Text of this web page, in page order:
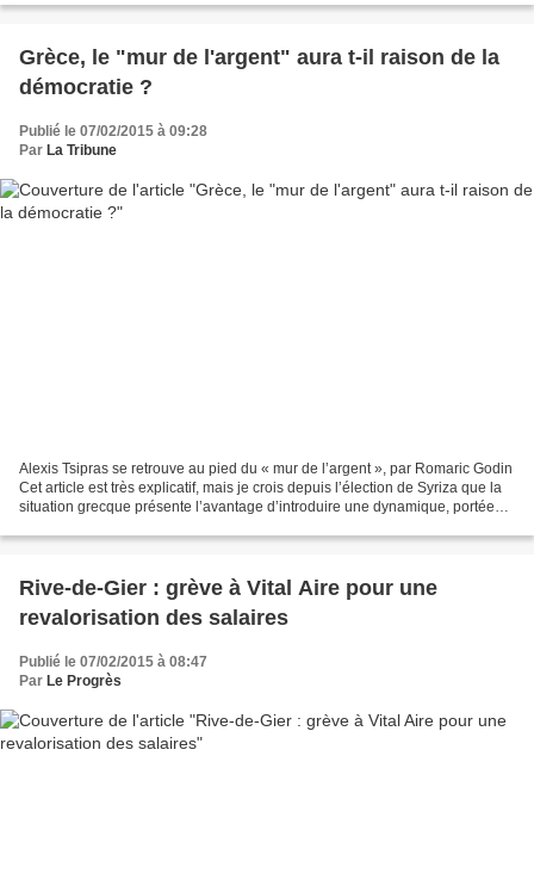
Grèce, le "mur de l'argent" aura t-il raison de la
démocratie ?
Publié le 07/02/2015 à 09:28
Par La Tribune
Alexis Tsipras se retrouve au pied du « mur de l’argent », par Romaric Godin
Cet article est très explicatif, mais je crois depuis l’élection de Syriza que la
situation grecque présente l’avantage d’introduire une dynamique, portée
Rive-de-Gier : grève à Vital Aire pour une
revalorisation des salaires
Publié le 07/02/2015 à 08:47
Par Le Progrès